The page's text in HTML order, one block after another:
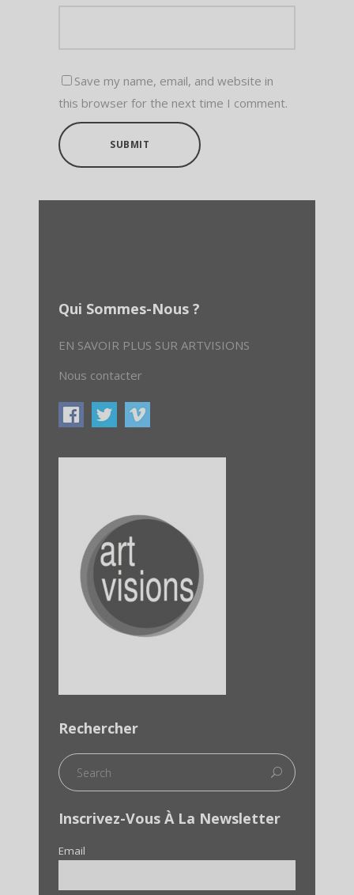
Save my name, email, and website in
this browser for the next time I comment.
SUBMIT
Qui Sommes-Nous ?
EN SAVOIR PLUS SUR ARTVISIONS
Nous contacter
Rechercher
Inscrivez-Vous À La Newsletter
Email